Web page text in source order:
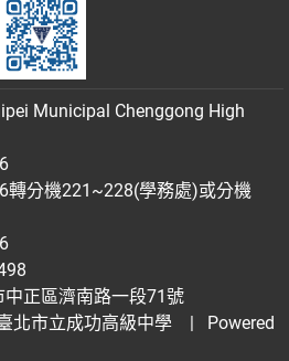
Municipal Chenggong High
轉分機221~228(學務處)或分機
正區濟南路一段71號
北市立成功高級中學
| Powered